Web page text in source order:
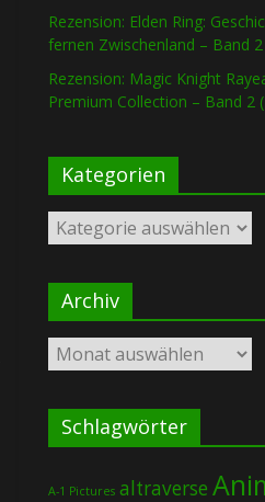
Rezension: Elden Ring:
fernen Zwischenland – Band
Rezension: Magic Knight
Premium Collection – Band 2
Kategorien
Kategorien
Archiv
Archiv
Schlagwörter
A-1 Pictures altraverse